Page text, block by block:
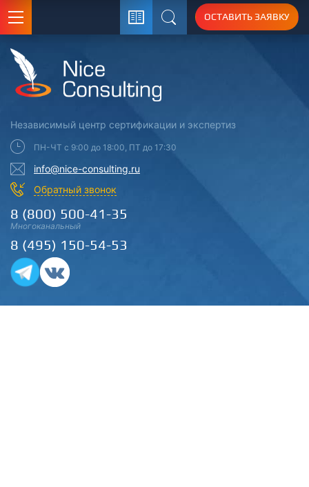
Поиск
ОСТАВИТЬ ЗАЯВКУ
Независимый центр сертификации и экспертиз
ПН-ЧТ с 9:00 до 18:00, ПТ до 17:30
info@nice-consulting.ru
Обратный звонок
8 (800) 500-41-35
Многоканальный
8 (495) 150-54-53